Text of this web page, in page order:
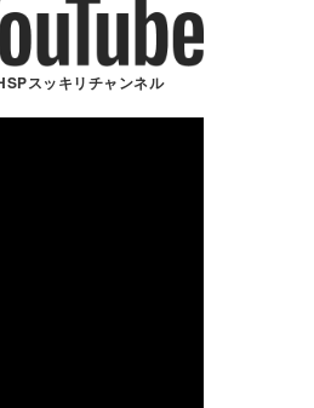
スッキリチャンネル